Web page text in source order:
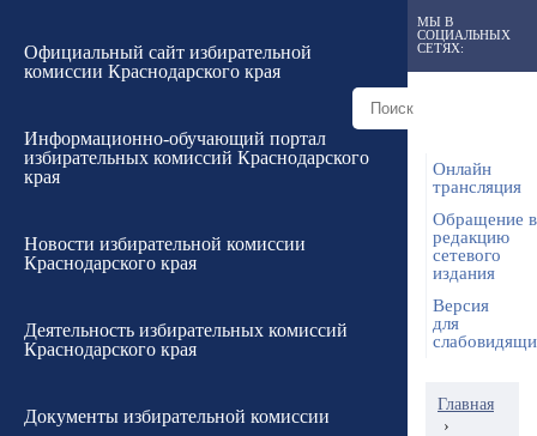
Официальный сайт избирательной
комиссии Краснодарского края
Информационно-обучающий портал
избирательных комиссий Краснодарского
края
Новости избирательной комиссии
Краснодарского края
Деятельность избирательных комиссий
Краснодарского края
Документы избирательной комиссии
МЫ В
СОЦИАЛЬНЫХ
СЕТЯХ:
Онлайн
трансляция
Обращение в
редакцию
сетевого
издания
Версия
для
Главная
›